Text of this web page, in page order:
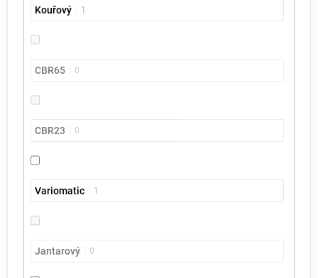
Kouřový 1
CBR65 0
CBR23 0
Variomatic 1
Jantarový 0